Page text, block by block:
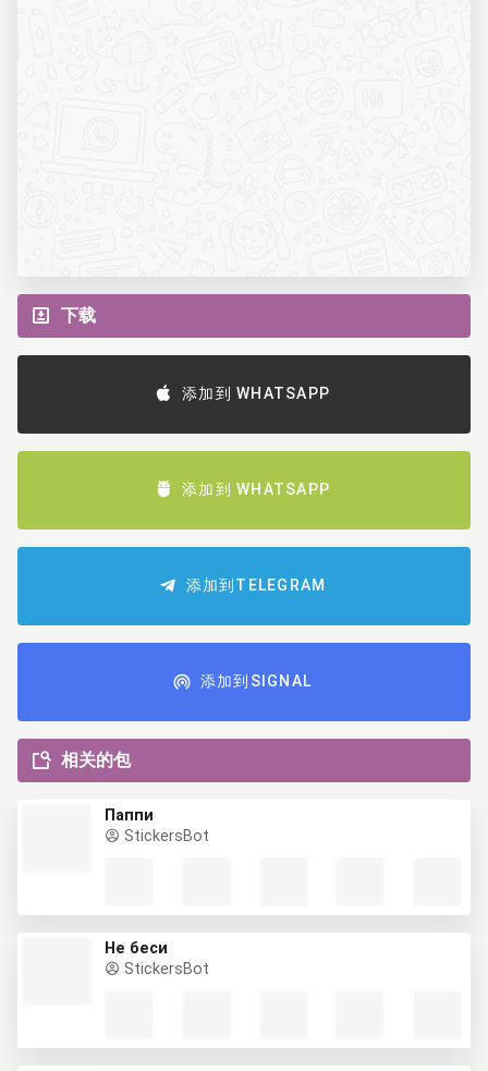
下载
添加到 WHATSAPP
添加到 WHATSAPP
添加到TELEGRAM
添加到SIGNAL
相关的包
Паппи
StickersBot
Не беси
StickersBot